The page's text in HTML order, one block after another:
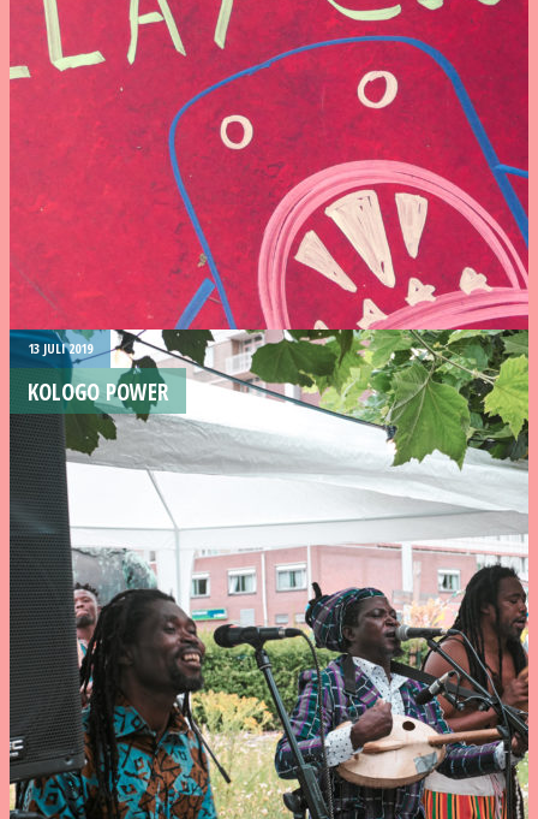
13 JULI 2019
KOLOGO POWER